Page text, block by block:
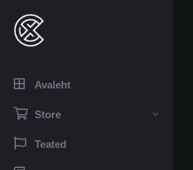
Avaleht
Store
Teated